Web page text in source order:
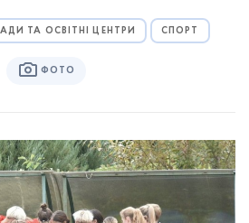
ТА ОСВІТНІ ЦЕНТРИ СПОРТ
ФОТО